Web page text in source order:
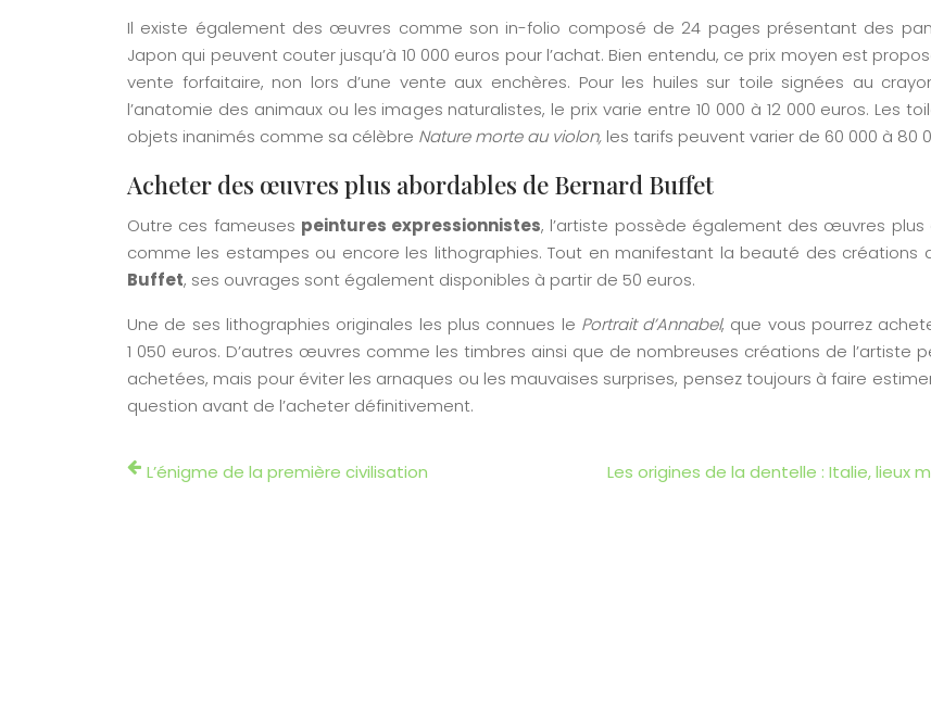
Il existe également des œuvres comme son in-folio composé de 24 pages présentant des
Japon qui peuvent couter jusqu’à 10 000 euros pour l’achat. Bien entendu, ce prix moyen est
vente forfaitaire, non lors d’une vente aux enchères. Pour les huiles sur toile signées au
l’anatomie des animaux ou les images naturalistes, le prix varie entre 10 000 à 12 000 euros. Les
objets inanimés comme sa célèbre Nature morte au violon, les tarifs peuvent varier de 60 000 à 80
Acheter des œuvres plus abordables de Bernard Buffet
Outre ces fameuses peintures expressionnistes, l’artiste possède également des œuvres plus
comme les estampes ou encore les lithographies. Tout en manifestant la beauté des créations
Buffet, ses ouvrages sont également disponibles à partir de 50 euros.
Une de ses lithographies originales les plus connues le Portrait d’Annabel, que vous pourrez
1 050 euros. D’autres œuvres comme les timbres ainsi que de nombreuses créations de l’artiste
achetées, mais pour éviter les arnaques ou les mauvaises surprises, pensez toujours à faire
question avant de l’acheter définitivement.
L’énigme de la première civilisation Les origines de la dentelle : Italie, lieux